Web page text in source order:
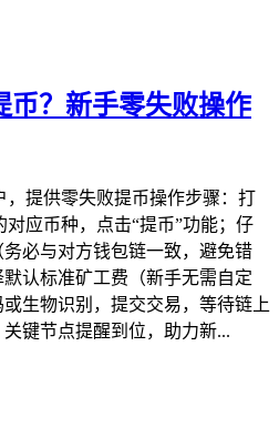
币？新手零失败操作
，提供零失败提币操作步骤：打
应币种，点击“提币”功能；仔
必与对方钱包链一致，避免错
认标准矿工费（新手无需自定
生物识别，提交交易，等待链上
键节点提醒到位，助力新...